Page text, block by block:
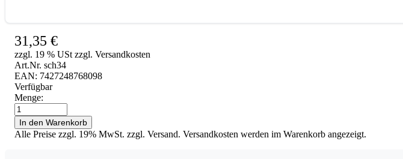
31,35 €
zzgl. 19 % USt zzgl. Versandkosten
Art.Nr. sch34
EAN: 7427248768098
Verfügbar
Menge:
Verbandschere
Lister-
Schere
14
In den Warenkorb
Alle Preise zzgl. 19% MwSt. zzgl. Versand. Versandkosten werden im Warenkorb angezeigt.